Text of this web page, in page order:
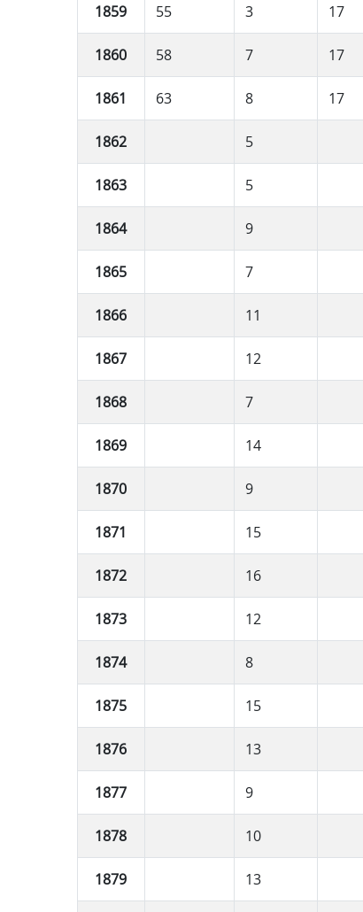
1859 55 3 17
1860 58 7 17
1861 63 8 17
1862 5
1863 5
1864 9
1865 7
1866 11
1867 12
1868 7
1869 14
1870 9
1871 15
1872 16
1873 12
1874 8
1875 15
1876 13
1877 9
1878 10
1879 13